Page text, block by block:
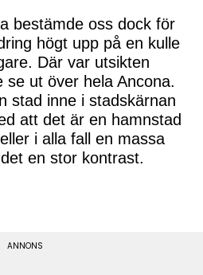
bestämde oss dock för
högt upp på en kulle
Där var utsikten
se ut över hela Ancona.
stad inne i stadskärnan
att det är en hamnstad
i alla fall en massa
en stor kontrast.